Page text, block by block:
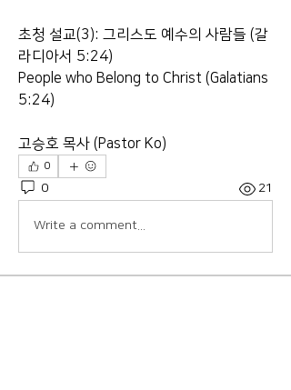
초청 설교(3): 그리스도 예수의 사람들 (갈
라디아서 5:24)
People who Belong to Christ (Galatians
5:24)
고승호 목사 (Pastor Ko)
0
0 21
Write a comment...